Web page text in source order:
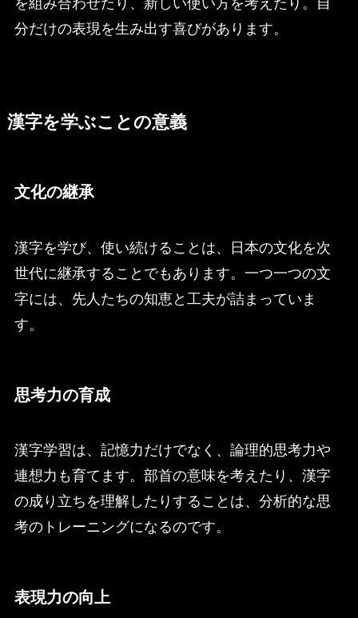
を組み合わせたり、新しい使い方を考えたり。自
分だけの表現を生み出す喜びがあります。
漢字を学ぶことの意義
文化の継承
漢字を学び、使い続けることは、日本の文化を次
世代に継承することでもあります。一つ一つの文
字には、先人たちの知恵と工夫が詰まっていま
す。
思考力の育成
漢字学習は、記憶力だけでなく、論理的思考力や
連想力も育てます。部首の意味を考えたり、漢字
の成り立ちを理解したりすることは、分析的な思
考のトレーニングになるのです。
表現力の向上